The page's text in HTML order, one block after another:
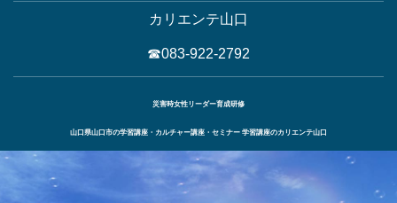
カリエンテ山口
☎083-922-2792
災害時女性リーダー育成研修
山口県山口市の学習講座・カルチャー講座・セミナー 学習講座のカリエンテ山口